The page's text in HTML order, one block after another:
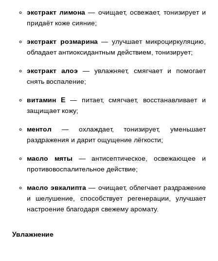
экстракт лимона — очищает, освежает, тонизирует и
придаёт коже сияние;
экстракт розмарина— улучшает микроциркуляцию,
обладает антиоксидантным действием, тонизирует;
экстракт алоэ — увлажняет, смягчает и помогает
снять воспаление;
витамин Е— питает, смягчает, восстанавливает и
защищает кожу;
ментол — охлаждает, тонизирует, уменьшает
раздражения и дарит ощущение лёгкости;
масло мяты — антисептическое, освежающее и
противовоспалительное действие;
масло эвкалипта — очищает, облегчает раздражение
и шелушение, способствует регенерации, улучшает
настроение благодаря свежему аромату.
Увлажнение